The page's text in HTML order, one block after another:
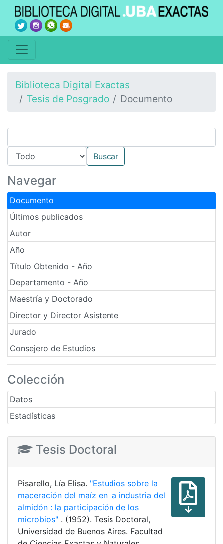
Biblioteca Digital Exactas
Tesis de Posgrado
Documento
Navegar
Documento
Últimos publicados
Autor
Año
Título Obtenido - Año
Departamento - Año
Maestría y Doctorado
Director y Director Asistente
Jurado
Consejero de Estudios
Colección
Datos
Estadísticas
Tesis Doctoral
Pisarello, Lía Elisa. "Estudios sobre la
maceración del maíz en la industria del
almidón : la participación de los
microbios" . (1952). Tesis Doctoral,
Universidad de Buenos Aires. Facultad